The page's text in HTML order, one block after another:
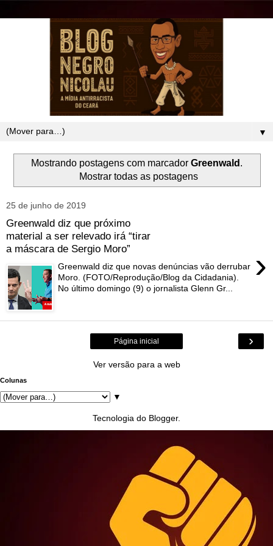
▼
Mostrando postagens com marcador Greenwald .
Mostrar todas as postagens
25 de junho de 2019
Greenwald diz que próximo
material a ser relevado irá “tirar
a máscara de Sergio Moro”
›
Greenwald diz que novas denúncias vão derrubar
Moro. (FOTO/Reprodução/Blog da Cidadania).
No último domingo (9) o jornalista Glenn Gr...
›
Página inicial
Ver versão para a web
Colunas
▼
Tecnologia do Blogger.